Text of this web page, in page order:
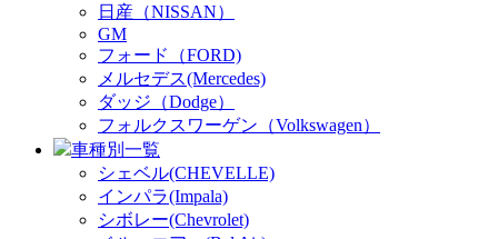
日産（NISSAN）
GM
フォード（FORD)
メルセデス(Mercedes)
ダッジ（Dodge）
フォルクスワーゲン（Volkswagen）
車種別一覧
シェベル(CHEVELLE)
インパラ(Impala)
シボレー(Chevrolet)